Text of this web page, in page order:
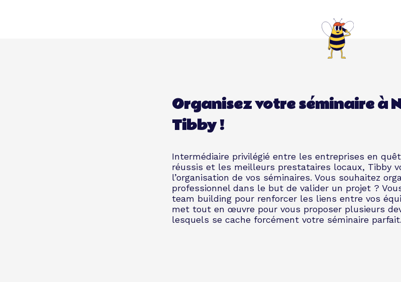
Organisez votre séminaire à
Tibby !
Intermédiaire privilégié entre les entreprises en
réussis et les meilleurs prestataires locaux, Tibby
l’organisation de vos séminaires. Vous souhaitez
professionnel dans le but de valider un projet ?
team building pour renforcer les liens entre vos
met tout en œuvre pour vous proposer plusieurs
lesquels se cache forcément votre séminaire parfait.